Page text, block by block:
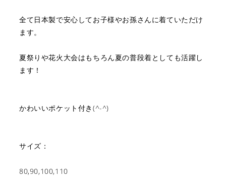
全て日本製で安心してお子様やお孫さんに着ていただけ
ます。
夏祭りや花火大会はもちろん夏の普段着としても活躍し
ます！
かわいいポケット付き(^-^)
サイズ：
80,90,100,110